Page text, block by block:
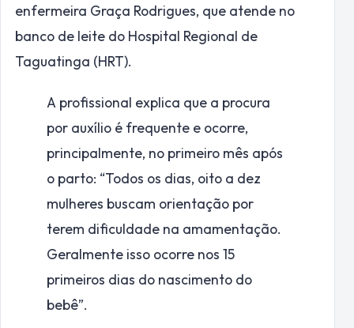
enfermeira Graça Rodrigues, que atende no
banco de leite do Hospital Regional de
Taguatinga (HRT).
A profissional explica que a procura
por auxílio é frequente e ocorre,
principalmente, no primeiro mês após
o parto: “Todos os dias, oito a dez
mulheres buscam orientação por
terem dificuldade na amamentação.
Geralmente isso ocorre nos 15
primeiros dias do nascimento do
bebê”.